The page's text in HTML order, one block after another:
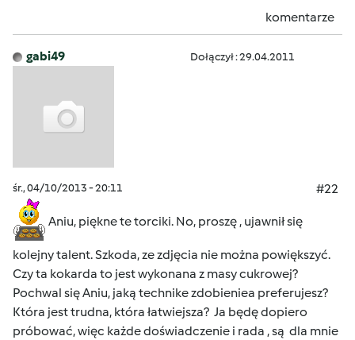
komentarze
gabi49 Dołączył : 29.04.2011
śr., 04/10/2013 - 20:11 #22
Aniu, piękne te torciki. No, proszę , ujawnił się
kolejny talent. Szkoda, ze zdjęcia nie można powiększyć.
Czy ta kokarda to jest wykonana z masy cukrowej?
Pochwal się Aniu, jaką technike zdobieniea preferujesz?
Która jest trudna, która łatwiejsza? Ja będę dopiero
próbować, więc każde doświadczenie i rada , są dla mnie